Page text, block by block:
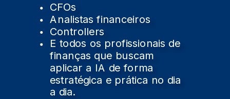
CFOs
Analistas financeiros
Controllers
E todos os profissionais de
finanças que buscam
aplicar a IA de forma
estratégica e prática no dia
a dia.